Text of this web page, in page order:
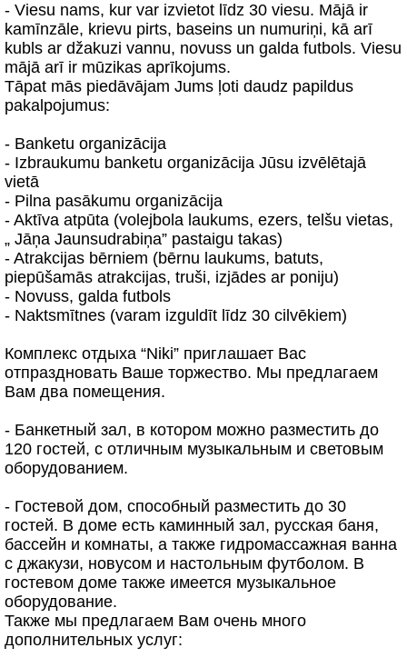
- Viesu nams, kur var izvietot līdz 30 viesu. Mājā ir
kamīnzāle, krievu pirts, baseins un numuriņi, kā arī
kubls ar džakuzi vannu, novuss un galda futbols. Viesu
mājā arī ir mūzikas aprīkojums.
Tāpat mās piedāvājam Jums ļoti daudz papildus
pakalpojumus:
- Banketu organizācija
- Izbraukumu banketu organizācija Jūsu izvēlētajā
vietā
- Pilna pasākumu organizācija
- Aktīva atpūta (volejbola laukums, ezers, telšu vietas,
„ Jāņa Jaunsudrabiņa” pastaigu takas)
- Atrakcijas bērniem (bērnu laukums, batuts,
piepūšamās atrakcijas, truši, izjādes ar poniju)
- Novuss, galda futbols
- Naktsmītnes (varam izguldīt līdz 30 cilvēkiem)
Комплекс отдыха “Niki” приглашает Вас
отпраздновать Ваше торжество. Мы предлагаем
Вам два помещения.
- Банкетный зал, в котором можно разместить до
120 гостей, с отличным музыкальным и световым
оборудованием.
- Гостевой дом, способный разместить до 30
гостей. В доме есть каминный зал, русская баня,
бассейн и комнаты, а также гидромассажная ванна
с джакузи, новусом и настольным футболом. В
гостевом доме также имеется музыкальное
оборудование.
Также мы предлагаем Вам очень много
дополнительных услуг: